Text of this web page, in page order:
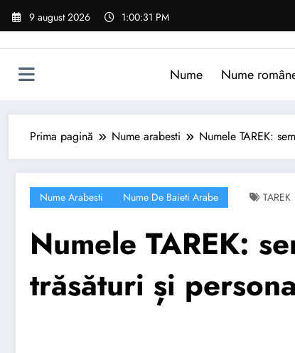
Sari
9 august 2026 1:00:32 PM
Nume Nume
Prima pagină Nume arabesti Numele TAREK:
Nume Arabesti Nume De Baieti Arabe TAREK
Numele TAREK:
trăsături și